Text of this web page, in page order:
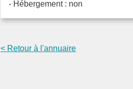
- Hébergement : non
< Retour à l'annuaire